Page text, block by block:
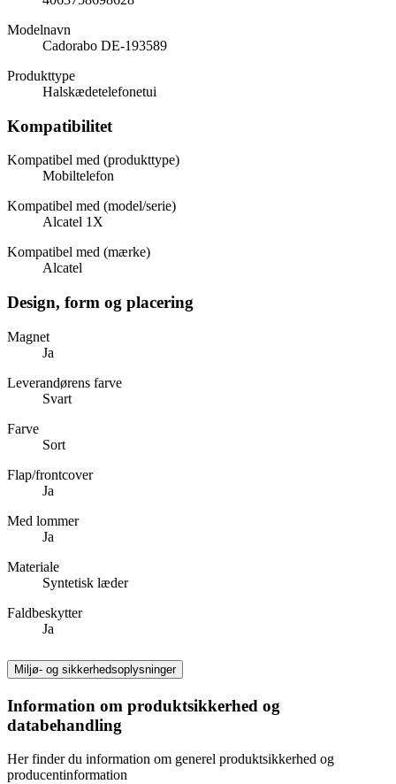
Modelnavn
Cadorabo DE-193589
Produkttype
Halskædetelefonetui
Kompatibilitet
Kompatibel med (produkttype)
Mobiltelefon
Kompatibel med (model/serie)
Alcatel 1X
Kompatibel med (mærke)
Alcatel
Design, form og placering
Magnet
Ja
Leverandørens farve
Svart
Farve
Sort
Flap/frontcover
Ja
Med lommer
Ja
Materiale
Syntetisk læder
Faldbeskytter
Ja
Miljø- og sikkerhedsoplysninger
Information om produktsikkerhed og
databehandling
Her finder du information om generel produktsikkerhed og
producentinformation